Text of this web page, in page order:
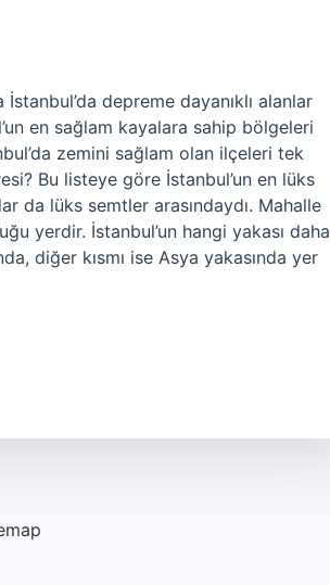
depreme dayanıklı alanlar
en sağlam kayalara sahip bölgeleri
zemini sağlam olan ilçeleri tek
Bu listeye göre İstanbul’un en lüks
da lüks semtler arasındaydı. Mahalle
yerdir. İstanbul’un hangi yakası daha
diğer kısmı ise Asya yakasında yer